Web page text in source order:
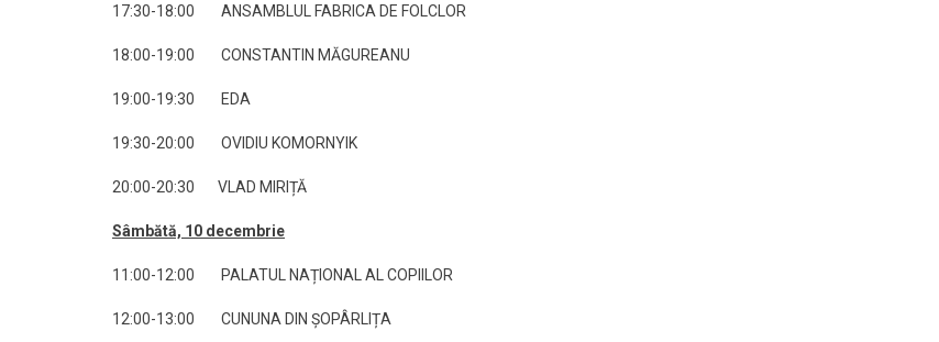
17:30-18:00 ANSAMBLUL FABRICA DE FOLCLOR
18:00-19:00 CONSTANTIN MĂGUREANU
19:00-19:30 EDA
19:30-20:00 OVIDIU KOMORNYIK
20:00-20:30 VLAD MIRIȚĂ
Sâmbătă, 10 decembrie
11:00-12:00 PALATUL NAȚIONAL AL COPIILOR
12:00-13:00 CUNUNA DIN ȘOPÂRLIȚA